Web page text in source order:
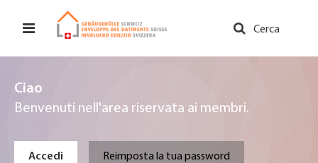
contenuto
principale
Cerca
Ciao
Benvenuti nell'area riservata ai membri.
Primary
Accedi Reimposta la tua password